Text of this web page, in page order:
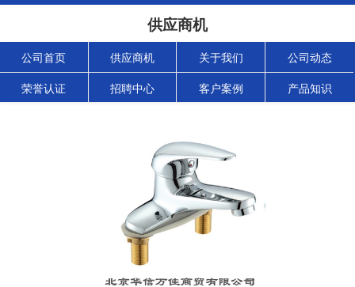
供应商机
公司首页 供应商机 关于我们 公司动态
荣誉认证 招聘中心 客户案例 产品知识